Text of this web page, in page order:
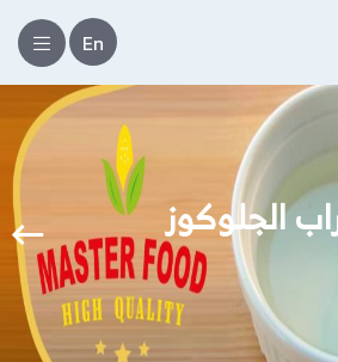
En
الجلوكوز